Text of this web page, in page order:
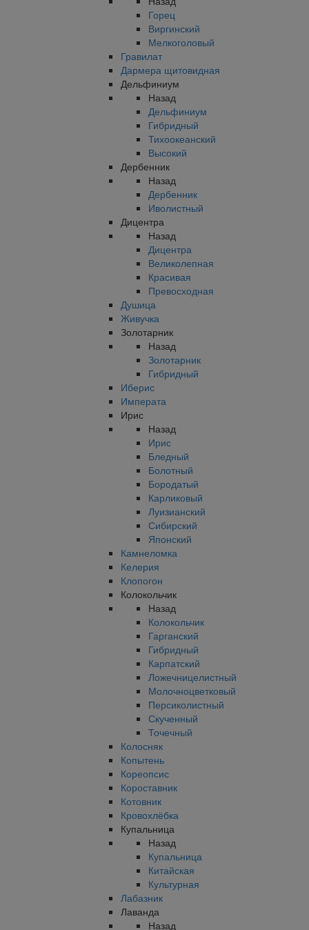
Горец
Виргинский
Мелкоголовый
Гравилат
Дармера щитовидная
Дельфиниум
Назад
Дельфиниум
Гибридный
Тихоокеанский
Высокий
Дербенник
Назад
Дербенник
Иволистный
Дицентра
Назад
Дицентра
Великолепная
Красивая
Превосходная
Душица
Живучка
Золотарник
Назад
Золотарник
Гибридный
Иберис
Императа
Ирис
Назад
Ирис
Бледный
Болотный
Бородатый
Карликовый
Луизианский
Сибирский
Японский
Камнеломка
Келерия
Клопогон
Колокольчик
Назад
Колокольчик
Гарганский
Гибридный
Карпатский
Ложечницелистный
Молочноцветковый
Персиколистный
Скученный
Точечный
Колосняк
Копытень
Кореопсис
Короставник
Котовник
Кровохлёбка
Купальница
Назад
Купальница
Китайская
Культурная
Лабазник
Лаванда
Назад